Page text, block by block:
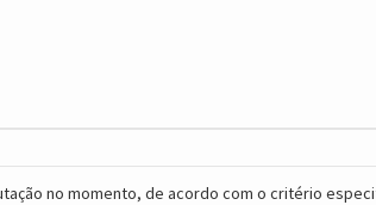
no momento, de acordo com o critério